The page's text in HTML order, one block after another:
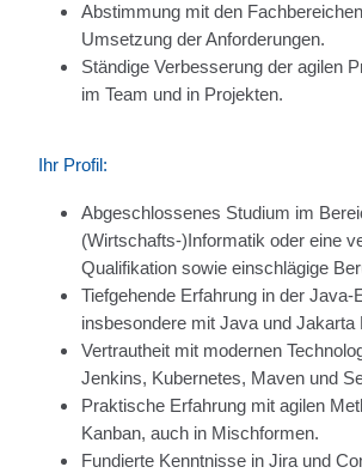
Abstimmung mit den
Umsetzung der Anforderungen.
Ständige Verbesserung der agilen
im Team und in Projekten.
Ihr Profil:
Abgeschlossenes Studium im
(Wirtschafts-)Informatik oder eine
Qualifikation sowie einschlägige
Tiefgehende Erfahrung in der Java-
insbesondere mit Java und Jakarta
Vertrautheit mit modernen
Jenkins, Kubernetes, Maven und
Praktische Erfahrung mit agilen
Kanban, auch in Mischformen.
Fundierte Kenntnisse in Jira und